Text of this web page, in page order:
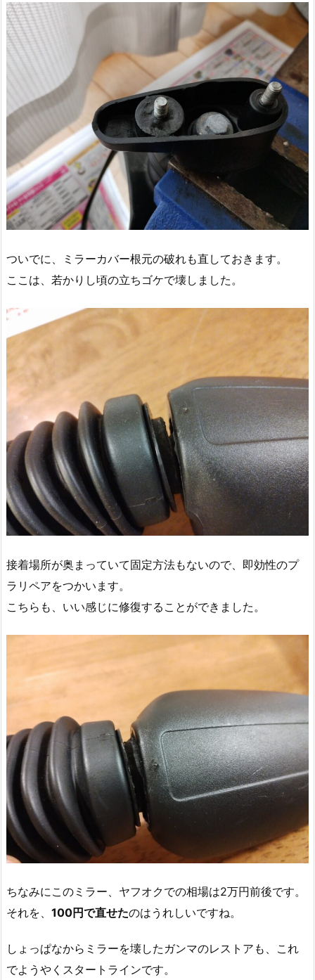
ついでに、ミラーカバー根元の破れも直しておきます。
ここは、若かりし頃の立ちゴケで壊しました。
接着場所が奥まっていて固定方法もないので、即効性のプ
ラリペアをつかいます。
こちらも、いい感じに修復することができました。
ちなみにこのミラー、ヤフオクでの相場は2万円前後です。
それを、 100円で直せたのはうれしいですね。
しょっぱなからミラーを壊したガンマのレストアも、これ
でようやくスタートラインです。